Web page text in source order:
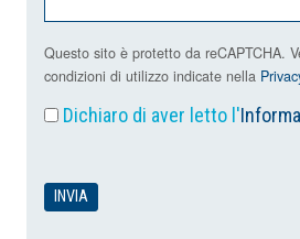
Questo sito è protetto da reCAPTCHA.
condizioni di utilizzo indicate nella
Dichiaro di aver letto l'